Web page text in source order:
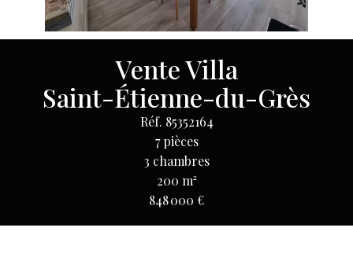
Vente Villa
Saint-Étienne-du-Grès
Réf. 85352164
7 pièces
3 chambres
200 m²
848 000 €